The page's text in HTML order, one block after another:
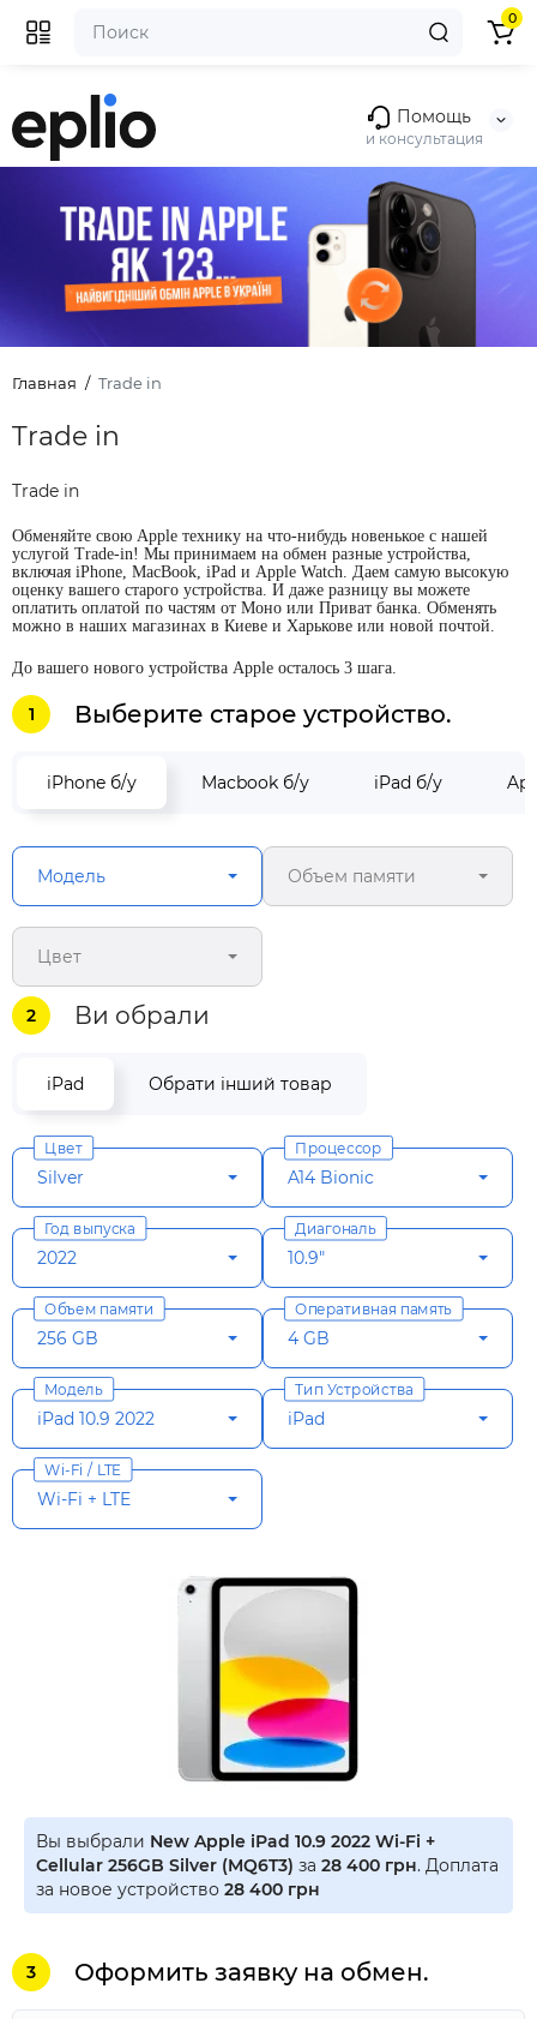
Помощь
и консультация
0
Главная Trade in
Trade in
Trade in
Обменяйте свою Apple технику на что-нибудь новенькое с нашей
услугой Trade-in! Мы принимаем на обмен разные устройства,
включая iPhone, MacBook, iPad и Apple Watch. Даем самую высокую
оценку вашего старого устройства. И даже разницу вы можете
оплатить оплатой по частям от Моно или Приват банка. Обменять
можно в наших магазинах в Киеве и Харькове или новой почтой.
До вашего нового устройства Apple осталось 3 шага.
1 Выберите старое устройство.
iPhone б/у Macbook б/у iPad б/у
Модель Объем памяти
Цвет
2 Ви обрали
iPad Обрати інший товар
Цвет
Silver
Процессор
A14 Bionic
Год выпуска
2022
Диагональ
10.9"
Объем памяти
256 GB
Оперативная память
4 GB
Модель
iPad 10.9 2022
Тип Устройства
iPad
Wi-Fi / LTE
Wi-Fi + LTE
Вы выбрали New Apple iPad 10.9 2022 Wi-Fi +
Cellular 256GB Silver (MQ6T3) за 28 400 грн. Доплата
за новое устройство 28 400 грн
3 Оформить заявку на обмен.